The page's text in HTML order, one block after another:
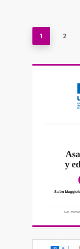
1 2
La Cátedra
Asamblea